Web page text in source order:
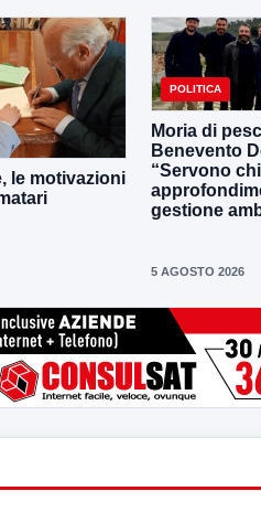
le motivazioni
POLITICA
Moria di
Benevento
“Servono
gestione
5 AGOSTO 2026